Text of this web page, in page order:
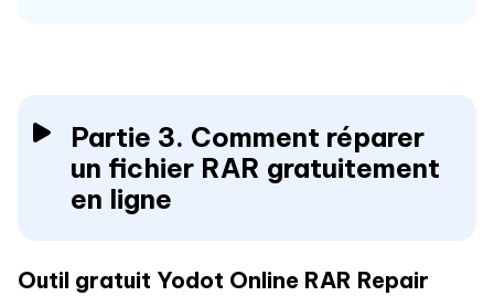
Partie 3. Comment réparer
un fichier RAR gratuitement
en ligne
Outil gratuit Yodot Online RAR Repair